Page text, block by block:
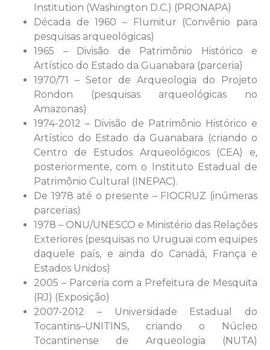
Institution (Washington D.C.) (PRONAPA)
Década de 1960 – Flumitur (Convênio para
pesquisas arqueológicas)
1965 – Divisão de Patrimônio Histórico e
Artístico do Estado da Guanabara (parceria)
1970/71 – Setor de Arqueologia do Projeto
Rondon (pesquisas arqueológicas no
Amazonas)
1974-2012 – Divisão de Patrimônio Histórico e
Artístico do Estado da Guanabara (criando o
Centro de Estudos Arqueológicos (CEA) e,
posteriormente, com o Instituto Estadual de
Patrimônio Cultural (INEPAC).
De 1978 até o presente – FIOCRUZ (inúmeras
parcerias)
1978 – ONU/UNESCO e Ministério das Relações
Exteriores (pesquisas no Uruguai com equipes
daquele país, e ainda do Canadá, França e
Estados Unidos)
2005 – Parceria com a Prefeitura de Mesquita
(RJ) (Exposição)
2007-2012 – Universidade Estadual do
Tocantins–UNITINS, criando o Núcleo
Tocantinense de Arqueologia (NUTA)